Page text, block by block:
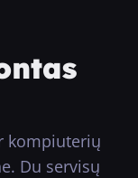
kompiuterių
Du servisų